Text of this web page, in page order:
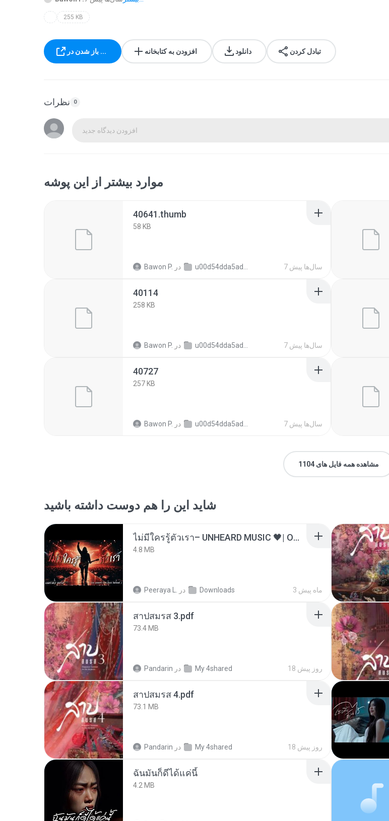
255 KB
باز شدن در ... افزودن به کتابخانه دانلود تبادل کردن
نظرات 0
افزودن دیدگاه جدید
موارد بیشتر از این پوشه
40641.thumb
58 KB
Bawon P. در u00d54dda5ade67671183c870eb834bce 7 سال‌ها پیش
40114
258 KB
Bawon P. در u00d54dda5ade67671183c870eb834bce 7 سال‌ها پیش
40727
257 KB
Bawon P. در u00d54dda5ade67671183c870eb834bce 7 سال‌ها پیش
مشاهده همه فایل های 1104
شاید این را هم دوست داشته باشید
ไม่มีใครรู้ตัวเรา– UNHEARD MUSIC 🖤| Official Lyric Video | เพลงสู้ชีวิต
4.8 MB
Peeraya L. در Downloads 3 ماه پیش
สาปสมรส 3.pdf
73.4 MB
Pandarin در My 4shared 18 روز پیش
สาปสมรส 4.pdf
73.1 MB
Pandarin در My 4shared 18 روز پیش
ฉันมันก็ดีได้แค่นี้
4.2 MB